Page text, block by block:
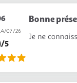
07/26
/5
Bonne
Je ne